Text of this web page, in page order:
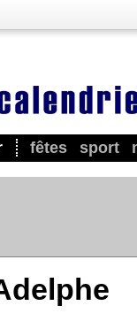
fêtes sport